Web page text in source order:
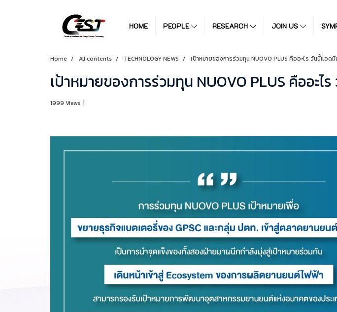
HOME PEOPLE RESEARCH JOIN US
Home All contents TECHNOLOGY NEWS เป้าหมายของการร่วมทุน NUOVO PLUS คืออะไร วันนี้แอด
เป้าหมายของการร่วมทุน NUOVO PLUS คืออะไ
1999 Views |